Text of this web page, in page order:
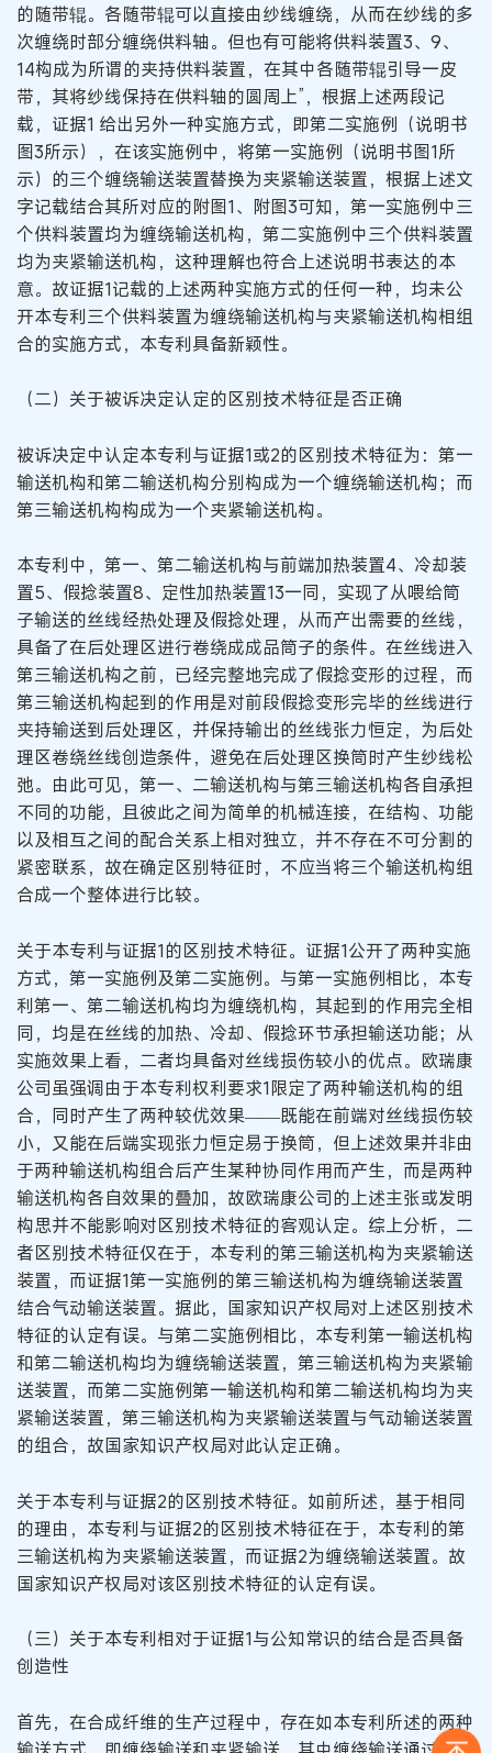
的随带辊。各随带辊可以直接由纱线缠绕，从而在纱线的多
次缠绕时部分缠绕供料轴。但也有可能将供料装置3、9、
14构成为所谓的夹持供料装置，在其中各随带辊引导一皮
带，其将纱线保持在供料轴的圆周上”，根据上述两段记
载，证据1 给出另外一种实施方式，即第二实施例（说明书
图3所示），在该实施例中，将第一实施例（说明书图1所
示）的三个缠绕输送装置替换为夹紧输送装置，根据上述文
字记载结合其所对应的附图1、附图3可知，第一实施例中三
个供料装置均为缠绕输送机构，第二实施例中三个供料装置
均为夹紧输送机构，这种理解也符合上述说明书表达的本
意。故证据1记载的上述两种实施方式的任何一种，均未公
开本专利三个供料装置为缠绕输送机构与夹紧输送机构相组
合的实施方式，本专利具备新颖性。
（二）关于被诉决定认定的区别技术特征是否正确
被诉决定中认定本专利与证据1或2的区别技术特征为：第一
输送机构和第二输送机构分别构成为一个缠绕输送机构；而
第三输送机构构成为一个夹紧输送机构。
本专利中，第一、第二输送机构与前端加热装置4、冷却装
置5、假捻装置8、定性加热装置13一同，实现了从喂给筒
子输送的丝线经热处理及假捻处理，从而产出需要的丝线，
具备了在后处理区进行卷绕成成品筒子的条件。在丝线进入
第三输送机构之前，已经完整地完成了假捻变形的过程，而
第三输送机构起到的作用是对前段假捻变形完毕的丝线进行
夹持输送到后处理区，并保持输出的丝线张力恒定，为后处
理区卷绕丝线创造条件，避免在后处理区换筒时产生纱线松
弛。由此可见，第一、二输送机构与第三输送机构各自承担
不同的功能，且彼此之间为简单的机械连接，在结构、功能
以及相互之间的配合关系上相对独立，并不存在不可分割的
紧密联系，故在确定区别特征时，不应当将三个输送机构组
合成一个整体进行比较。
关于本专利与证据1的区别技术特征。证据1公开了两种实施
方式，第一实施例及第二实施例。与第一实施例相比，本专
利第一、第二输送机构均为缠绕机构，其起到的作用完全相
同，均是在丝线的加热、冷却、假捻环节承担输送功能；从
实施效果上看，二者均具备对丝线损伤较小的优点。欧瑞康
公司虽强调由于本专利权利要求1限定了两种输送机构的组
合，同时产生了两种较优效果——既能在前端对丝线损伤较
小，又能在后端实现张力恒定易于换筒，但上述效果并非由
于两种输送机构组合后产生某种协同作用而产生，而是两种
输送机构各自效果的叠加，故欧瑞康公司的上述主张或发明
构思并不能影响对区别技术特征的客观认定。综上分析，二
者区别技术特征仅在于，本专利的第三输送机构为夹紧输送
装置，而证据1第一实施例的第三输送机构为缠绕输送装置
结合气动输送装置。据此，国家知识产权局对上述区别技术
特征的认定有误。与第二实施例相比，本专利第一输送机构
和第二输送机构均为缠绕输送装置，第三输送机构为夹紧输
送装置，而第二实施例第一输送机构和第二输送机构均为夹
紧输送装置，第三输送机构为夹紧输送装置与气动输送装置
的组合，故国家知识产权局对此认定正确。
关于本专利与证据2的区别技术特征。如前所述，基于相同
的理由，本专利与证据2的区别技术特征在于，本专利的第
三输送机构为夹紧输送装置，而证据2为缠绕输送装置。故
国家知识产权局对该区别技术特征的认定有误。
（三）关于本专利相对于证据1与公知常识的结合是否具备
创造性
首先，在合成纤维的生产过程中，存在如本专利所述的两种